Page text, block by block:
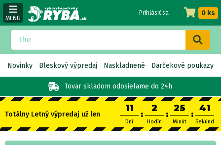
MENU
Tovar skladom odosielame do 24h
Prihlásiť sa 0 ks
Novinky Bleskový výpredaj Naskladnené Darčekové poukazy
Totálny Letný výpredaj už len
11
Dní
:
2
Hodín
:
25
Minút
:
41
Sekúnd